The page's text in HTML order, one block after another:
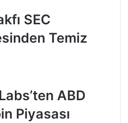
SEC
Temiz
ABD
Piyasası